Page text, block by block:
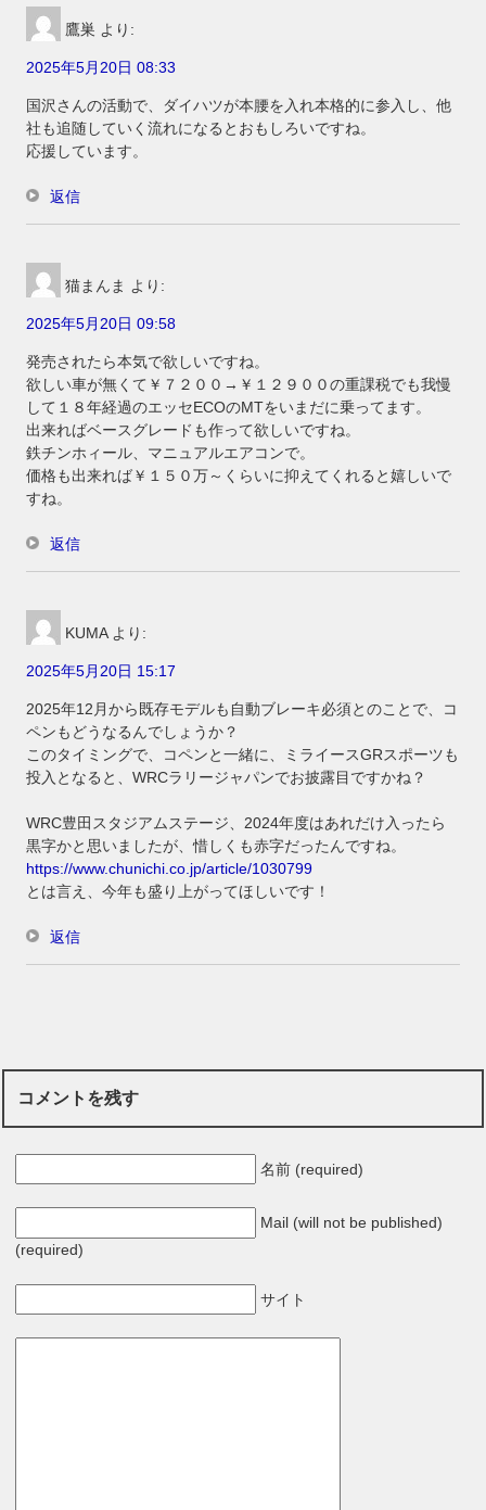
鷹巣 より:
2025年5月20日 08:33
国沢さんの活動で、ダイハツが本腰を入れ本格的に参入し、他
社も追随していく流れになるとおもしろいですね。
応援しています。
返信
猫まんま より:
2025年5月20日 09:58
発売されたら本気で欲しいですね。
欲しい車が無くて￥７２００→￥１２９００の重課税でも我慢
して１８年経過のエッセECOのMTをいまだに乗ってます。
出来ればベースグレードも作って欲しいですね。
鉄チンホィール、マニュアルエアコンで。
価格も出来れば￥１５０万～くらいに抑えてくれると嬉しいで
すね。
返信
KUMA より:
2025年5月20日 15:17
2025年12月から既存モデルも自動ブレーキ必須とのことで、コ
ペンもどうなるんでしょうか？
このタイミングで、コペンと一緒に、ミライースGRスポーツも
投入となると、WRCラリージャパンでお披露目ですかね？
WRC豊田スタジアムステージ、2024年度はあれだけ入ったら
黒字かと思いましたが、惜しくも赤字だったんですね。
https://www.chunichi.co.jp/article/1030799
とは言え、今年も盛り上がってほしいです！
返信
コメントを残す
名前 (required)
Mail (will not be published)
(required)
サイト